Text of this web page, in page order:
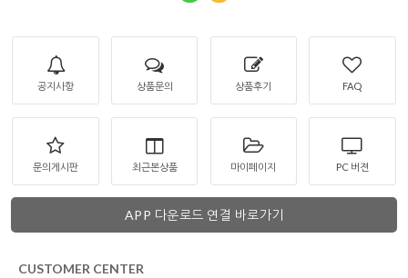
공지사항 상품문의 상품후기 FAQ
문의게시판 최근본상품 마이페이지 PC 버젼
APP 다운로드 연결 바로가기
CUSTOMER CENTER